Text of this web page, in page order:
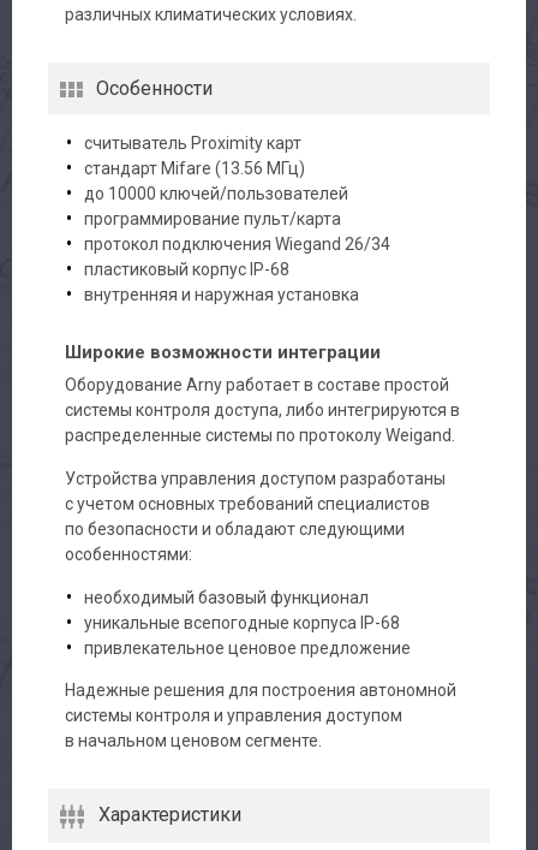
различных климатических условиях.
Особенности
считыватель Proximity карт
стандарт Mifare (13.56 МГц)
до 10000 ключей/пользователей
программирование пульт/карта
протокол подключения Wiegand 26/34
пластиковый корпус IP-68
внутренняя и наружная установка
Широкие возможности интеграции
Оборудование Arny работает в составе простой
системы контроля доступа, либо интегрируются в
распределенные системы по протоколу Weigand.
Устройства управления доступом разработаны
с учетом основных требований специалистов
по безопасности и обладают следующими
особенностями:
необходимый базовый функционал
уникальные всепогодные корпуса IP-68
привлекательное ценовое предложение
Надежные решения для построения автономной
системы контроля и управления доступом
в начальном ценовом сегменте.
Характеристики